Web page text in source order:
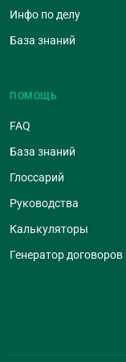
Инфо по делу
База знаний
ПОМОЩЬ
FAQ
База знаний
Глоссарий
Руководства
Калькуляторы
Генератор договоров